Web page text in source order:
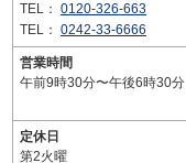
TEL： 0120-326-663
TEL： 0242-33-6666
営業時間
午前9時30分〜午後6時30分
定休日
第2火曜